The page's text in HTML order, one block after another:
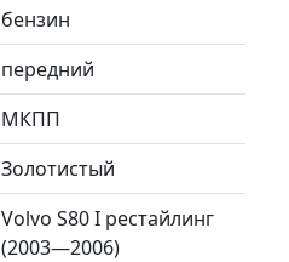
бензин
передний
МКПП
Золотистый
Volvo S80 I рестайлинг
(2003—2006)